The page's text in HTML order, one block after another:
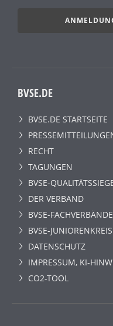
BVSE.DE
BVSE.DE STARTSEITE
RECHT
TAGUNGEN
BVSE-
DER VERBAND
BVSE-FACHVERBÄNDE
BVSE-JUNIORENKREIS
DATENSCHUTZ
IMPRESSUM, KI-
CO2-TOOL